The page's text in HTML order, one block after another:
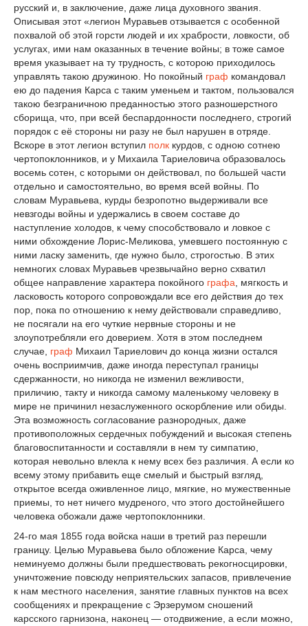
русский и, в заключение, даже лица духовного звания.
Описывая этот «легион Муравьев отзывается с особенной
похвалой об этой горсти людей и их храбрости, ловкости, об
услугах, ими нам оказанных в течение войны; в тоже самое
время указывает на ту трудность, с которою приходилось
управлять такою дружиною. Но покойный граф командовал
ею до падения Карса с таким уменьем и тактом, пользовался
такою безграничною преданностью этого разношерстного
сборища, что, при всей беспардонности последнего, строгий
порядок с её стороны ни разу не был нарушен в отряде.
Вскоре в этот легион вступил полк курдов, с одною сотнею
чертопоклонников, и у Михаила Тариеловича образовалось
восемь сотен, с которыми он действовал, по большей части
отдельно и самостоятельно, во время всей войны. По
словам Муравьева, курды безропотно выдерживали все
невзгоды войны и удержались в своем составе до
наступление холодов, к чему способствовало и ловкое с
ними обхождение Лорис-Меликова, умевшего постоянную с
ними ласку заменить, где нужно было, строгостью. В этих
немногих словах Муравьев чрезвычайно верно схватил
общее направление характера покойного графа , мягкость и
ласковость которого сопровождали все его действия до тех
пор, пока по отношению к нему действовали справедливо,
не посягали на его чуткие нервные стороны и не
злоупотребляли его доверием. Хотя в этом последнем
случае, граф Михаил Тариелович до конца жизни остался
очень восприимчив, даже иногда переступал границы
сдержанности, но никогда не изменил вежливости,
приличию, такту и никогда самому маленькому человеку в
мире не причинил незаслуженного оскорбление или обиды.
Эта возможность согласование разнородных, даже
противоположных сердечных побуждений и высокая степень
благовоспитанности и составляли в нем ту симпатию,
которая невольно влекла к нему всех без различия. А если ко
всему этому прибавить еще смелый и быстрый взгляд,
открытое всегда оживленное лицо, мягкие, но мужественные
приемы, то нет ничего мудреного, что этого достойнейшего
человека обожали даже чертопоклонники.
24-го мая 1855 года войска наши в третий раз перешли
границу. Целью Муравьева было обложение Карса, чему
неминуемо должны были предшествовать рекогносцировки,
уничтожение повсюду неприятельских запасов, привлечение
к нам местного населения, занятие главных пунктов на всех
сообщениях и прекращение с Эрзерумом сношений
карсского гарнизона, наконец — отодвижение, а если можно,